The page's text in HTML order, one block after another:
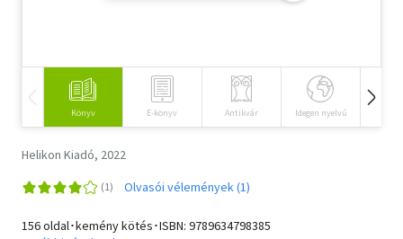
Könyv E-könyv Antikvár Idegen nyelvű
Helikon Kiadó, 2022
Olvasói vélemények (1)
156 oldal･kemény kötés･ISBN: 9789634798385